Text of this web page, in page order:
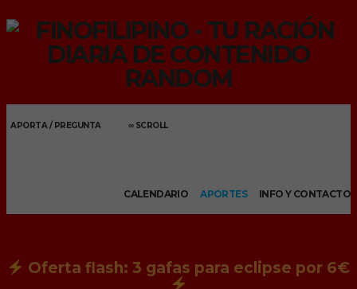
APORTA / PREGUNTA ∞ SCROLL
CALENDARIO APORTES INFO Y CONTACTO
Oferta flash: 3 gafas para eclipse por 6€